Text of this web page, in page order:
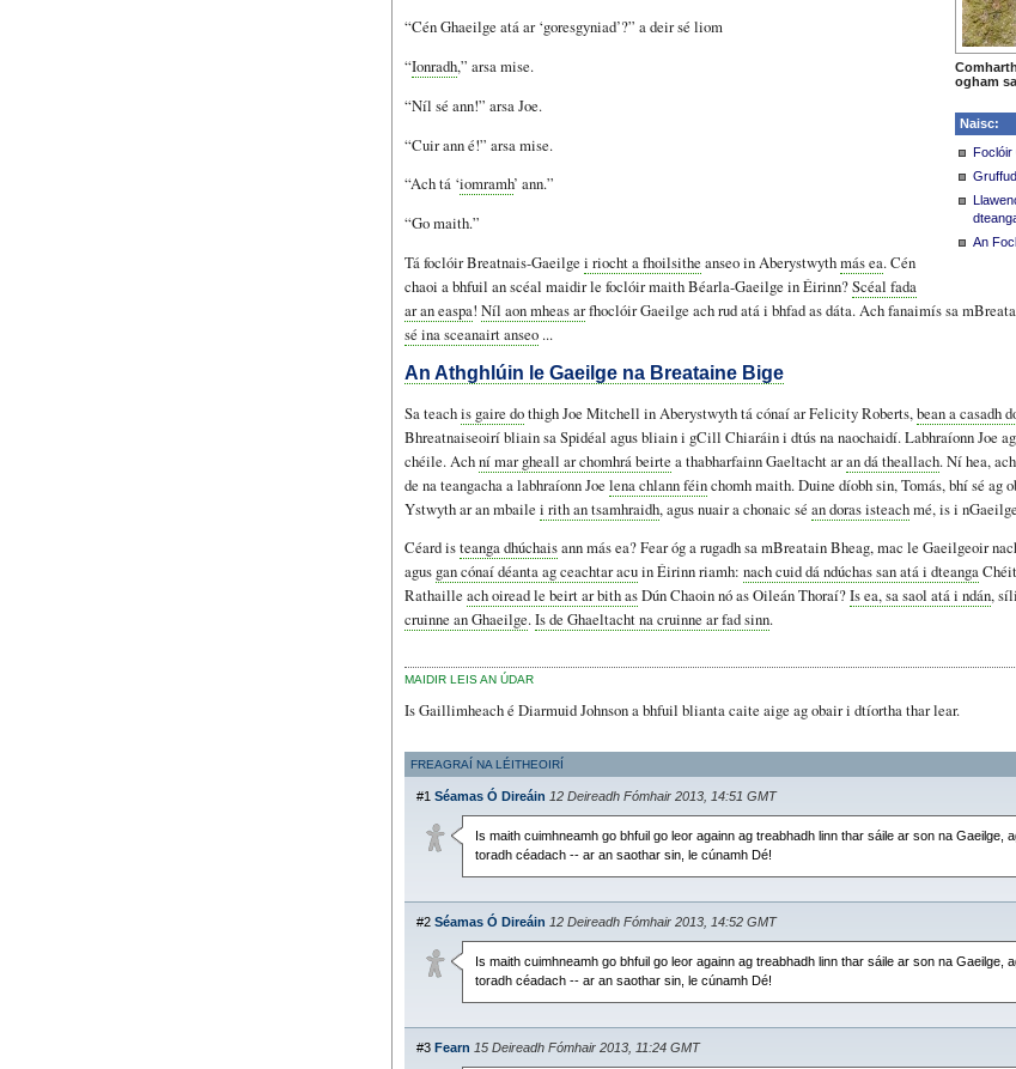
ogham
Naisc:
Foclóir
An
“Cén Ghaeilge atá ar ‘goresgyniad’?” a deir sé liom
“Ionradh,” arsa mise.
“Níl sé ann!” arsa Joe.
“Cuir ann é!” arsa mise.
“Ach tá ‘iomramh’ ann.”
“Go maith.”
Tá foclóir Breatnais-Gaeilge i riocht a fhoilsithe anseo in Aberystwythmás ea. Cén
chaoi a bhfuil an scéal maidir le foclóir maith Béarla-Gaeilge in Éirinn?Scéal fada
ar an easpa! Níl aon mheas arfhoclóir Gaeilge ach rud atá i bhfad as dáta. Ach fanaimís sa
sé ina sceanairt anseo ...
An Athghlúin le Gaeilge na Breataine Bige
Sa teachis gaire dothigh Joe Mitchell in Aberystwyth tá cónaí ar Felicity Roberts, bean a casadh
Bhreatnaiseoirí bliain sa Spidéal agus bliain i gCill Chiaráin i dtús na naochaidí. Labhraíonn Joe
chéile. Achní mar gheall ar chomhrá beirte a thabharfainn Gaeltacht aran dá theallach. Ní hea,
de na teangacha a labhraíonn Joe lena chlann féinchomh maith. Duine díobh sin, Tomás, bhí sé ag
Ystwyth ar an mbaile i rith an tsamhraidh, agus nuair a chonaic sé an doras isteachmé, is i
Céard isteanga dhúchaisann más ea? Fear óg a rugadh sa mBreatain Bheag, mac le Gaeilgeoir
agus gan cónaí déanta ag ceachtar acuin Éirinn riamh: nach cuid dá ndúchas san atá i dteanga
Rathaille ach oiread le beirt ar bith asDún Chaoin nó as Oileán Thoraí?Is ea, sa saol atá i ndán,
cruinne an Ghaeilge.Is de Ghaeltacht na cruinne ar fad sinn.
MAIDIR LEIS AN ÚDAR
Is Gaillimheach é Diarmuid Johnson a bhfuil blianta caite aige ag obair i dtíortha thar lear.
FREAGRAÍ NA LÉITHEOIRÍ